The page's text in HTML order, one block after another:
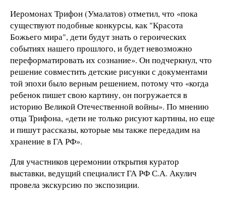
Иеромонах Трифон (Умалатов) отметил, что «пока
существуют подобные конкурсы, как "Красота
Божьего мира", дети будут знать о героических
событиях нашего прошлого, и будет невозможно
переформатировать их сознание». Он подчеркнул, что
решение совместить детские рисунки с документами
той эпохи было верным решением, потому что «когда
ребенок пишет свою картину, он погружается в
историю Великой Отечественной войны». По мнению
отца Трифона, «дети не только рисуют картины, но еще
и пишут рассказы, которые мы также передадим на
хранение в ГА РФ».
Для участников церемонии открытия куратор
выставки, ведущий специалист ГА РФ С.А. Акулич
провела экскурсию по экспозиции.